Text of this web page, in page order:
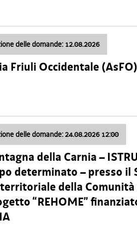
delle domande: 12.08.2026
Friuli Occidentale (AsFO)
delle domande: 24.08.2026 12:00
della Carnia –
determinato – presso il
della
“REHOME”